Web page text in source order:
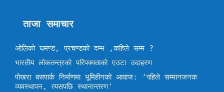
ताजा समाचार
ओलिको घमण्ड, प्रचण्डको दम्भ ,कहिले सम्म ?
भारतीय लोकतन्त्रको परिपक्वताको एउटा उदाहरण
पोखरा बसपार्क निर्माणमा भूमिहीनको आवाज: ‘पहिले सम्मानजनक
व्यवस्थापन, त्यसपछि स्थानान्तरण’